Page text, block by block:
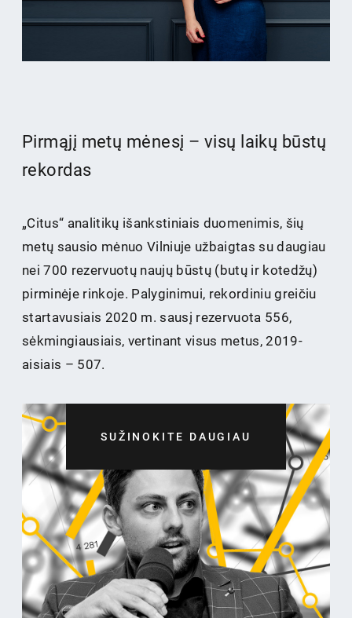
Pirmąjį metų mėnesį – visų laikų būstų
rekordas
„Citus“ analitikų išankstiniais duomenimis, šių
metų sausio mėnuo Vilniuje užbaigtas su daugiau
nei 700 rezervuotų naujų būstų (butų ir kotedžų)
pirminėje rinkoje. Palyginimui, rekordiniu greičiu
startavusiais 2020 m. sausį rezervuota 556,
sėkmingiausiais, vertinant visus metus, 2019-
aisiais – 507.
SUŽINOKITE DAUGIAU